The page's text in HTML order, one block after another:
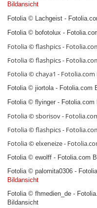
Bildansicht
Fotolia © Lachgeist -
Fotolia © bofotolux -
Fotolia © flashpics -
Fotolia © flashpics -
Fotolia © chaya1 - Fotolia.com
Fotolia © jiortola - Fotolia.com
Fotolia © flyinger - Fotolia.com
Fotolia © sborisov -
Fotolia © flashpics -
Fotolia © elxeneize -
Fotolia © ewolff - Fotolia.com
Fotolia © palomita0306 -
Bildansicht
Fotolia © fhmedien_de -
Bildansicht